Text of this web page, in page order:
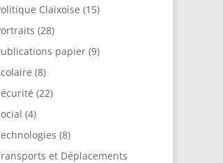
Claixoise (15)
(28)
papier(9)
(8)
(22)
(4)
(8)
et Déplacements